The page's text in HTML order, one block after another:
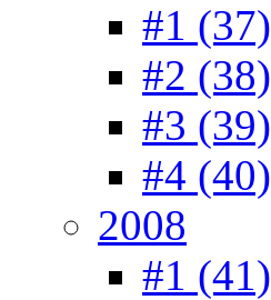
#1 (37)
#2 (38)
#3 (39)
#4 (40)
2008
#1 (41)